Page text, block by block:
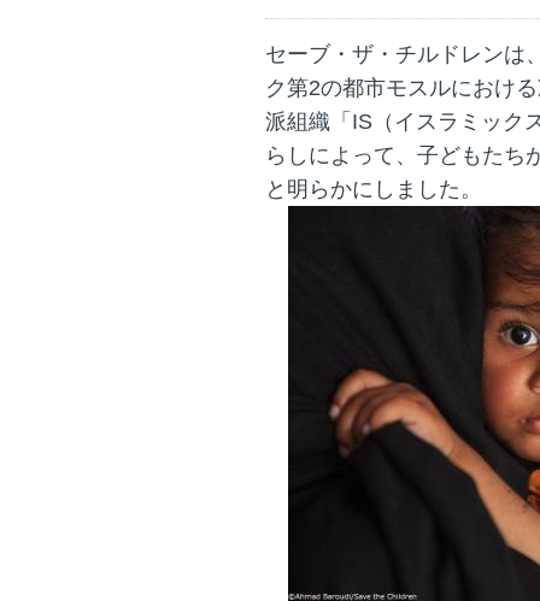
セーブ・ザ・チルドレンは
ク第2の都市モスルにおけ
派組織「IS（イスラミック
らしによって、子どもたち
と明らかにしました。